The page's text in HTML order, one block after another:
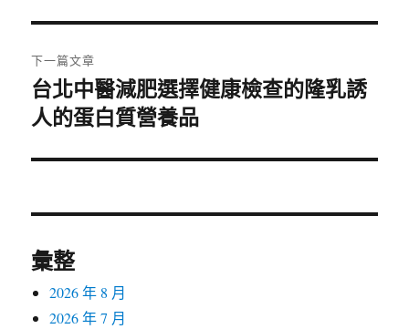
覽
文
章:
下一篇文章
下
一
文
台北中醫減肥選擇健康檢查的隆乳誘
人的蛋白質營養品
彙整
2026 年 8 月
2026 年 7 月